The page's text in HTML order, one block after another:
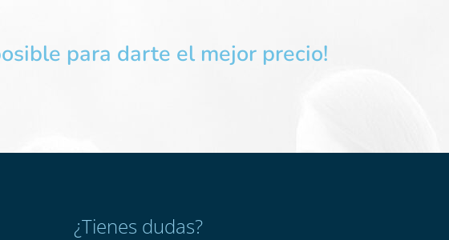
para darte el mejor precio!
¿Tienes dudas?